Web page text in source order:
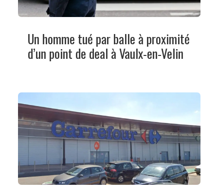
Un homme tué par balle à proximité
d’un point de deal à Vaulx-en-Velin